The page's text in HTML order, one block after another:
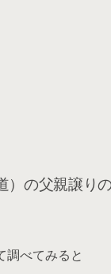
）の父親譲り
調べてみると